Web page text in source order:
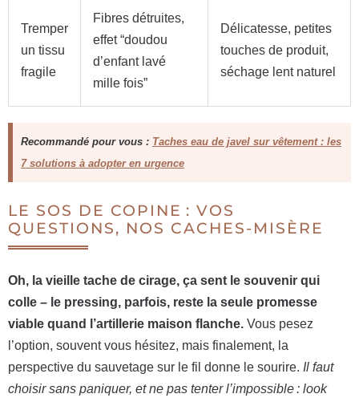
Tremper
un tissu
fragile
Fibres détruites,
effet “doudou
d’enfant lavé
mille fois”
Délicatesse, petites
touches de produit,
séchage lent naturel
Recommandé pour vous : Taches eau de javel sur vêtement : les
7 solutions à adopter en urgence
LE SOS DE COPINE : VOS
QUESTIONS, NOS CACHES-MISÈRE
Oh, la vieille tache de cirage, ça sent le souvenir qui
colle – le pressing, parfois, reste la seule promesse
viable quand l’artillerie maison flanche. Vous pesez
l’option, souvent vous hésitez, mais finalement, la
perspective du sauvetage sur le fil donne le sourire. Il faut
choisir sans paniquer, et ne pas tenter l’impossible : look